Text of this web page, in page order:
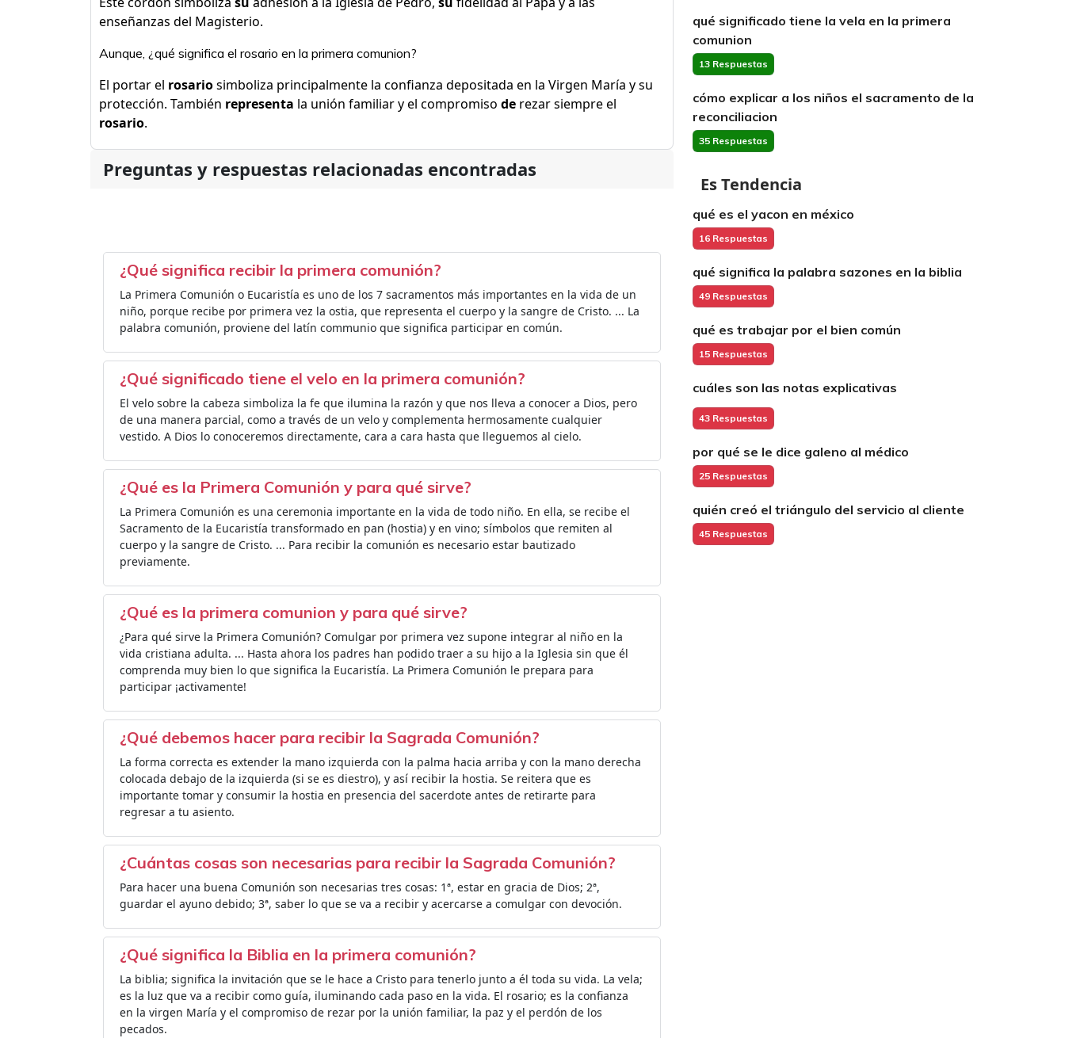
enseñanzas del Magisterio.
Aunque, ¿qué significa el rosario en la primera comunion?
El portar el rosariosimboliza principalmente la confianza depositada en la Virgen María y su
protección. También representa la unión familiar y el compromiso de rezar siempre el
rosario.
Preguntas y respuestas relacionadas encontradas
¿Qué significa recibir la primera comunión?
La Primera Comunión o Eucaristía es uno de los 7 sacramentos más importantes en la vida de un
niño, porque recibe por primera vez la ostia, que representa el cuerpo y la sangre de Cristo. ... La
palabra comunión, proviene del latín communio que significa participar en común.
¿Qué significado tiene el velo en la primera comunión?
El velo sobre la cabeza simboliza la fe que ilumina la razón y que nos lleva a conocer a Dios, pero
de una manera parcial, como a través de un velo y complementa hermosamente cualquier
vestido. A Dios lo conoceremos directamente, cara a cara hasta que lleguemos al cielo.
¿Qué es la Primera Comunión y para qué sirve?
La Primera Comunión es una ceremonia importante en la vida de todo niño. En ella, se recibe el
Sacramento de la Eucaristía transformado en pan (hostia) y en vino; símbolos que remiten al
cuerpo y la sangre de Cristo. ... Para recibir la comunión es necesario estar bautizado
previamente.
¿Qué es la primera comunion y para qué sirve?
¿Para qué sirve la Primera Comunión? Comulgar por primera vez supone integrar al niño en la
vida cristiana adulta. ... Hasta ahora los padres han podido traer a su hijo a la Iglesia sin que él
comprenda muy bien lo que significa la Eucaristía. La Primera Comunión le prepara para
participar ¡activamente!
¿Qué debemos hacer para recibir la Sagrada Comunión?
La forma correcta es extender la mano izquierda con la palma hacia arriba y con la mano derecha
colocada debajo de la izquierda (si se es diestro), y así recibir la hostia. Se reitera que es
importante tomar y consumir la hostia en presencia del sacerdote antes de retirarte para
regresar a tu asiento.
¿Cuántas cosas son necesarias para recibir la Sagrada Comunión?
Para hacer una buena Comunión son necesarias tres cosas: 1ª, estar en gracia de Dios; 2ª,
guardar el ayuno debido; 3ª, saber lo que se va a recibir y acercarse a comulgar con devoción.
¿Qué significa la Biblia en la primera comunión?
La biblia; significa la invitación que se le hace a Cristo para tenerlo junto a él toda su vida. La vela;
es la luz que va a recibir como guía, iluminando cada paso en la vida. El rosario; es la confianza
en la virgen María y el compromiso de rezar por la unión familiar, la paz y el perdón de los
pecados.
qué significado tiene la vela en la primera
comunion
13 Respuestas
cómo explicar a los niños el sacramento de la
reconciliacion
35 Respuestas
Es Tendencia
qué es el yacon en méxico
16 Respuestas
qué significa la palabra sazones en la biblia
49 Respuestas
qué es trabajar por el bien común
15 Respuestas
cuáles son las notas explicativas
43 Respuestas
por qué se le dice galeno al médico
25 Respuestas
quién creó el triángulo del servicio al cliente
45 Respuestas